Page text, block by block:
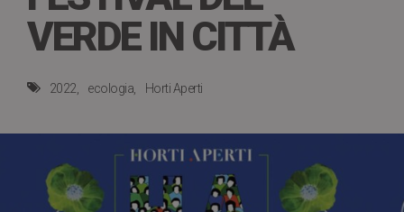
VERDE IN CITTÀ
2022 ecologia Horti Aperti